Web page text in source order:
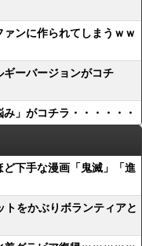
ァンに作られてしまうｗｗ
ーバージョンがコチ
」がコチラ・・・・・・
下手な漫画「鬼滅」「進
トをかぶりボランティアと